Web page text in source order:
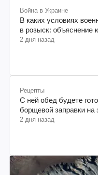
Война в Украине
В каких условиях
в розыск: объяснение
2 дня назад
Рецепты
С ней обед будете
борщевой заправки на
2 дня назад